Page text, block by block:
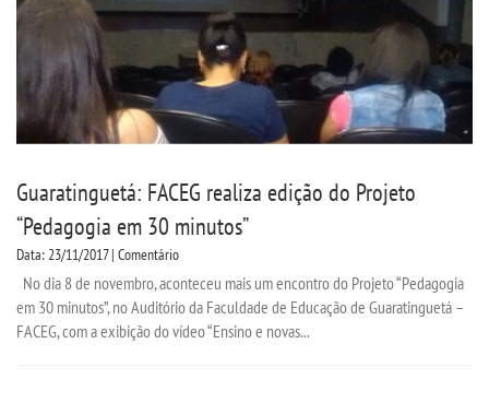
Guaratinguetá: FACEG realiza edição do Projeto
“Pedagogia em 30 minutos”
Data: 23/11/2017 | Comentário
No dia 8 de novembro, aconteceu mais um encontro do Projeto “Pedagogia
em 30 minutos”, no Auditório da Faculdade de Educação de Guaratinguetá –
FACEG, com a exibição do vídeo “Ensino e novas...